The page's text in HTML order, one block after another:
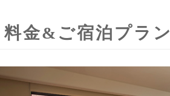
料金&ご宿泊プラン